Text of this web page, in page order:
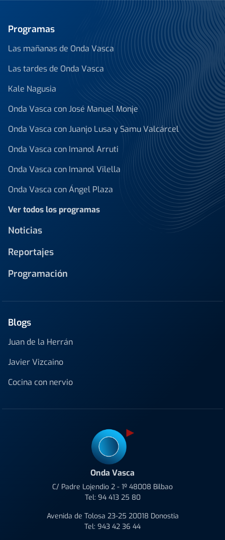
Programas
Las mañanas de Onda Vasca
Las tardes de Onda Vasca
Kale Nagusia
Onda Vasca con José Manuel Monje
Onda Vasca con Juanjo Lusa y Samu Valcárcel
Onda Vasca con Imanol Arruti
Onda Vasca con Imanol Vilella
Onda Vasca con Ángel Plaza
Ver todos los programas
Noticias
Reportajes
Programación
Blogs
Juan de la Herrán
Javier Vizcaino
Cocina con nervio
Onda Vasca
C/ Padre Lojendio 2 - 1º 48008 Bilbao
Tel: 94 413 25 80
Avenida de Tolosa 23-25 20018 Donostia
Tel: 943 42 36 44